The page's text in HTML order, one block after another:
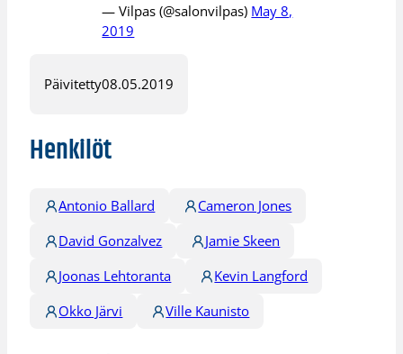
— Vilpas (@salonvilpas) May 8,
2019
Päivitetty08.05.2019
Henkilöt
Antonio Ballard
Cameron Jones
David Gonzalvez
Jamie Skeen
Joonas Lehtoranta
Kevin Langford
Okko Järvi
Ville Kaunisto